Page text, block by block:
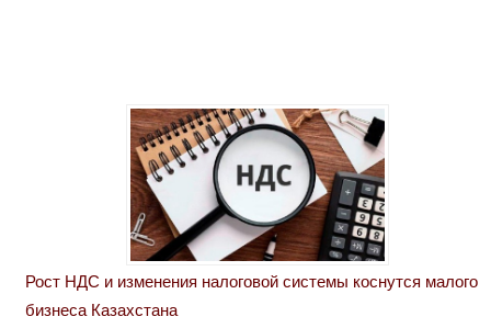
Рост НДС и изменения налоговой системы коснутся малого
бизнеса Казахстана